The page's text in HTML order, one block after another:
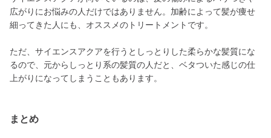
広がりにお悩みの人だけではありません。加齢によって髪が痩せ
細ってきた人にも、オススメのトリートメントです。
ただ、サイエンスアクアを行うとしっとりした柔らかな髪質にな
るので、元からしっとり系の髪質の人だと、ベタついた感じの仕
上がりになってしまうこともあります。
まとめ